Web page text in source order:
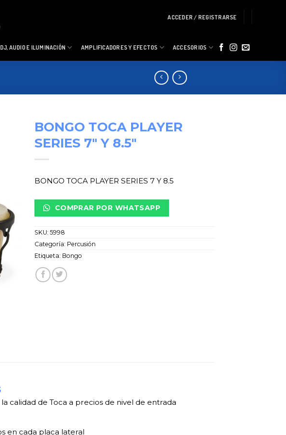
ACCEDER / REGISTRARSE
DJ, AUDIO E ILUMINACIÓN AMPLIFICADORES Y EFECTOS ACCESORIOS
BONGO TOCA PLAYER
SERIES 7″ Y 8.5″
BONGO TOCA PLAYER SERIES 7 Y 8.5
COMPRAR POR WHATSAPP
SKU:5998
Categoría: Percusión
Etiqueta: Bongo
calidad de Toca a precios de nivel de entrada
en cada placa lateral